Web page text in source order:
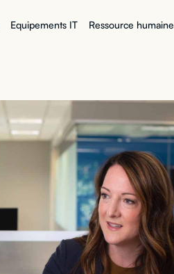
Equipements IT Ressource humaine